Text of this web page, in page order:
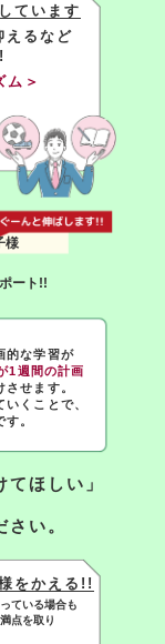
ています
えるなど
ム＞
様
ート!!
的な学習が
1週間の計画
せます。
くことで、
。
てほしい」
い。
をかえる!!
ている場合も
点を取り